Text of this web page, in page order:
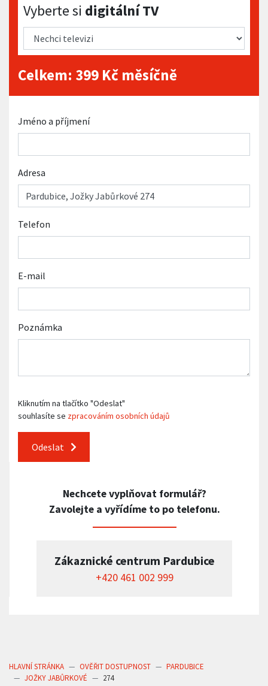
Vyberte si digitální TV
Vyberte si digitální TV
Celkem: 399 Kč měsíčně
Jméno a příjmení
Adresa
Telefon
E-mail
Poznámka
Kliknutím na tlačítko "Odeslat"
souhlasíte se zpracováním osobních údajů
Odeslat
Nechcete vyplňovat formulář?
Zavolejte a vyřídíme to po telefonu.
Zákaznické centrum Pardubice
+420 461 002 999
HLAVNÍ STRÁNKA OVĚŘIT DOSTUPNOST
PARDUBICE
JOŽKY JABŮRKOVÉ
274